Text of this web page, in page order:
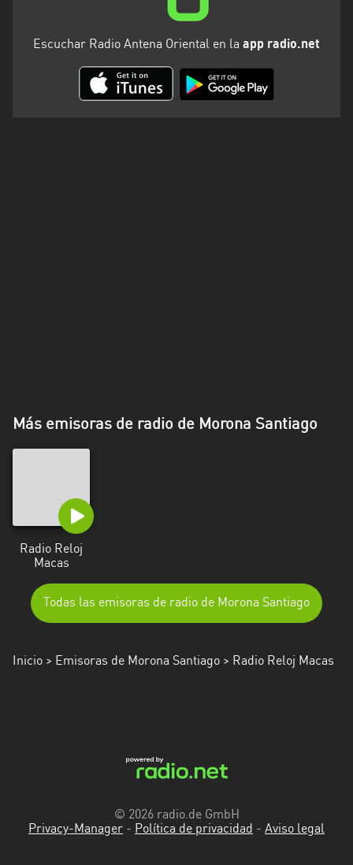
Escuchar Radio Antena Oriental en la app radio.net
Más emisoras de radio de Morona Santiago
Radio Reloj
Macas
Todas las emisoras de radio de Morona Santiago
Inicio > Emisoras de Morona Santiago > Radio Reloj Macas
© 2026 radio.de GmbH
Privacy-Manager - Política de privacidad - Aviso legal